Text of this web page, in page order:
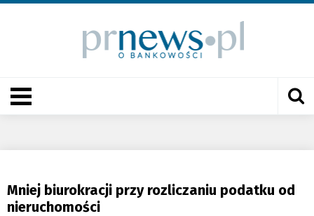
Mniej biurokracji przy rozliczaniu podatku od
nieruchomości